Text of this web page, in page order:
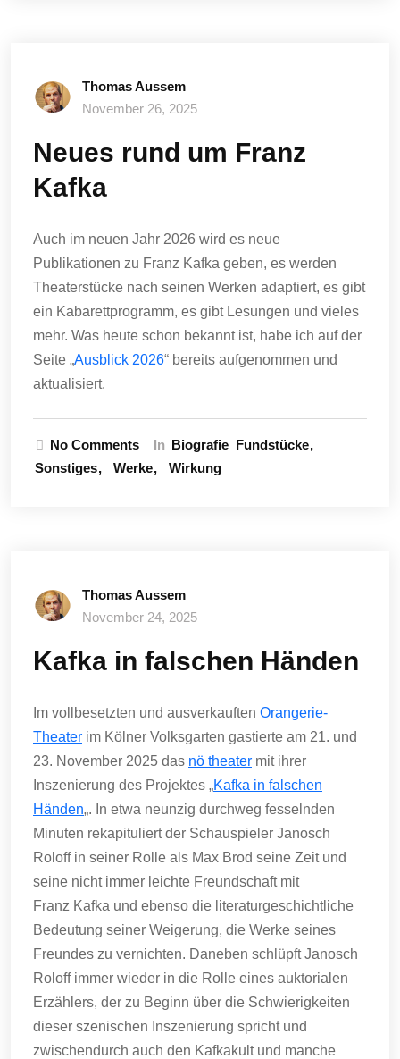
Thomas Aussem
November 26, 2025
Neues rund um Franz
Kafka
Auch im neuen Jahr 2026 wird es neue
Publikationen zu Franz Kafka geben, es werden
Theaterstücke nach seinen Werken adaptiert, es gibt
ein Kabarettprogramm, es gibt Lesungen und vieles
mehr. Was heute schon bekannt ist, habe ich auf der
Seite „Ausblick 2026“ bereits aufgenommen und
aktualisiert.
No Comments In Biografie Fundstücke
Sonstiges
Werke Wirkung
Thomas Aussem
November 24, 2025
Kafka in falschen Händen
Im vollbesetzten und ausverkauften Orangerie-
Theater im Kölner Volksgarten gastierte am 21. und
23. November 2025 das nö theater mit ihrer
Inszenierung des Projektes „Kafka in falschen
Händen„. In etwa neunzig durchweg fesselnden
Minuten rekapituliert der Schauspieler Janosch
Roloff in seiner Rolle als Max Brod seine Zeit und
seine nicht immer leichte Freundschaft mit
Franz Kafka und ebenso die literaturgeschichtliche
Bedeutung seiner Weigerung, die Werke seines
Freundes zu vernichten. Daneben schlüpft Janosch
Roloff immer wieder in die Rolle eines auktorialen
Erzählers, der zu Beginn über die Schwierigkeiten
dieser szenischen Inszenierung spricht und
zwischendurch auch den Kafkakult und manche